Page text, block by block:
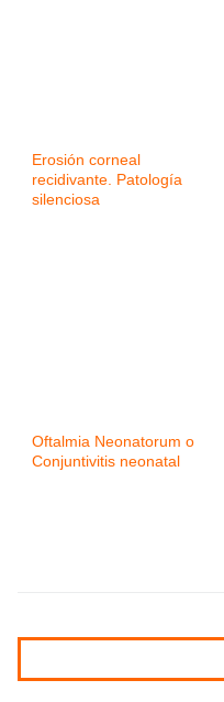
Erosión corneal
recidivante. Patología
silenciosa
Oftalmia Neonatorum o
Conjuntivitis neonatal